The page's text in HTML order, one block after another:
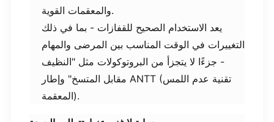
والمعقمات القوية.
يعد الاستخدام الصحيح للقفازات - بما في ذلك
التغييرات في الوقت المناسب بين المرضى والمهام
- جزءًا لا يتجزأ من البروتوكولات مثل "النظيف
مقابل المتسخ" وإطار ANTT (تقنية عدم اللمس
المعقمة).